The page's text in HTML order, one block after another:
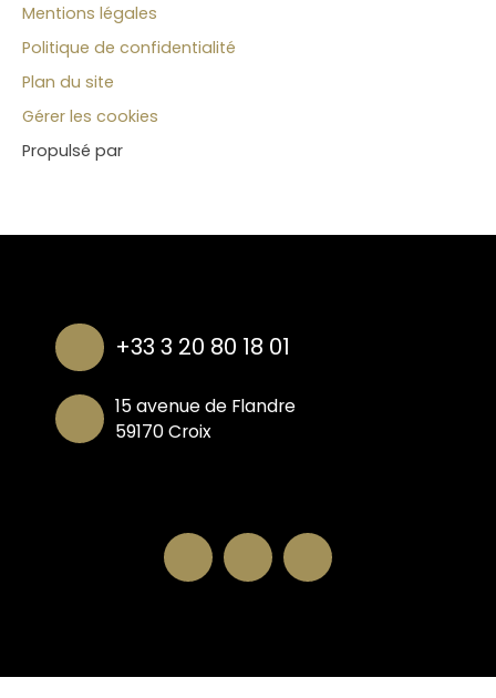
Mentions légales
Politique de confidentialité
Plan du site
Gérer les cookies
Propulsé par
+33 3 20 80 18 01
15 avenue de Flandre
59170 Croix